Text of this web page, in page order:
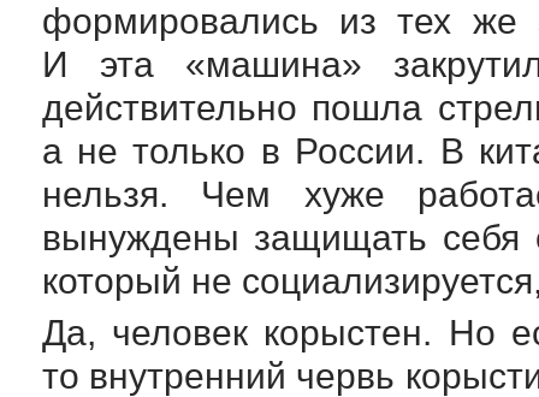
формировались из тех
И эта «машина»
действительно пошла
а не только в России. В
нельзя. Чем хуже
вынуждены защищать себя
который не
Да, человек корыстен. Но
то внутренний червь